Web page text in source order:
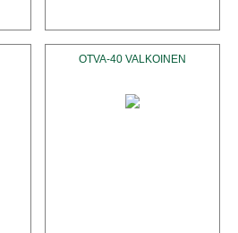
OTVA-40 VALKOINEN